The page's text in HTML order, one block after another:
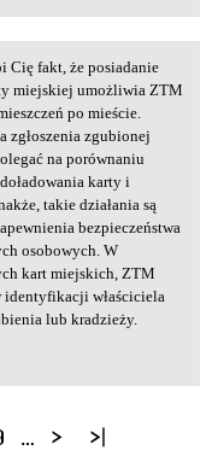
Cię
Cię fakt, że posiadanie
miejskiej umożliwia ZTM
po mieście.
zgłoszenia zgubionej
na porównaniu
karty i
takie działania są
bezpieczeństwa
osobowych. W
kart miejskich, ZTM
identyfikacji właściciela
lub kradzieży.
…